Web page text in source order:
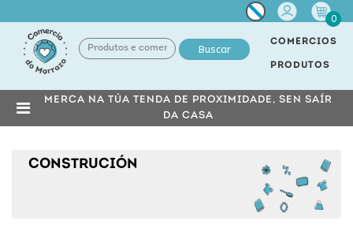
Miña
conta
0
Buscar
COMERCIOS
PRODUTOS
MERCA NA TÚA TENDA DE PROXIMIDADE, SEN SAÍR
DA CASA
CONSTRUCIÓN